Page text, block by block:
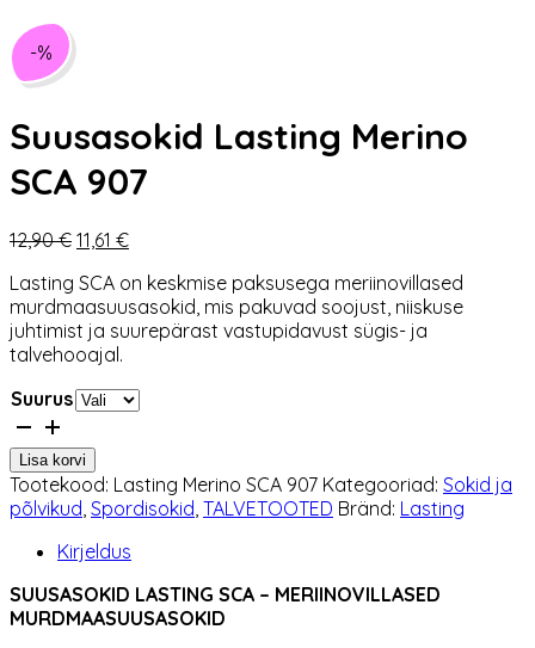
-%
Suusasokid Lasting Merino
SCA 907
12,90€ Algne
oli:
12,90 €.
11,61 €Praegune
on:
11,61 €.
Lasting SCA on keskmise paksusega meriinovillased
murdmaasuusasokid, mis pakuvad soojust, niiskuse
juhtimist ja suurepärast vastupidavust sügis- ja
talvehooajal.
Suurus
Suusasokid
Lasting
Merino
SCA
907
kogus
Lisa korvi
Tootekood: Lasting Merino SCA 907 Kategooriad: Sokid ja
põlvikud, Spordisokid, TALVETOOTED Bränd: Lasting
Kirjeldus
SUUSASOKID LASTING SCA – MERIINOVILLASED
MURDMAASUUSASOKID